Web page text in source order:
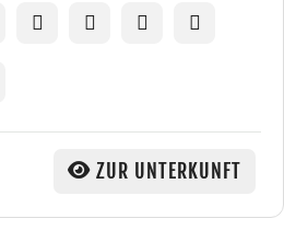
ZUR UNTERKUNFT